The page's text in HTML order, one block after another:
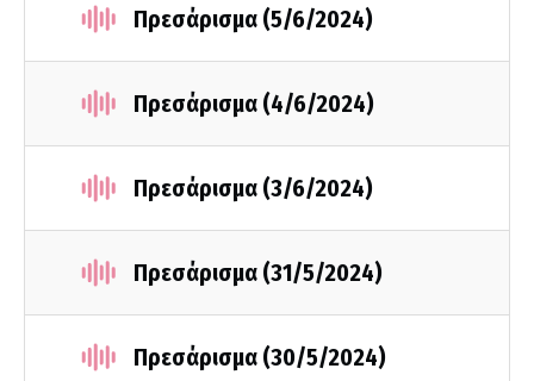
Πρεσάρισμα (5/6/2024)
Πρεσάρισμα (4/6/2024)
Πρεσάρισμα (3/6/2024)
Πρεσάρισμα (31/5/2024)
Πρεσάρισμα (30/5/2024)